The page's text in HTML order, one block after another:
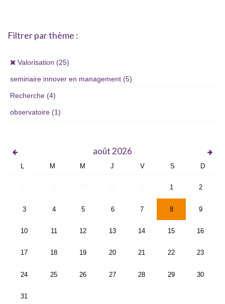
Filtrer par thème :
(x)
Valorisation (25)
seminaire innover en management (5)
Recherche (4)
observatoire (1)
août 2026
L M M J V S D
1 2
3 4 5 6 7 8 9
10 11 12 13 14 15 16
17 18 19 20 21 22 23
24 25 26 27 28 29 30
31